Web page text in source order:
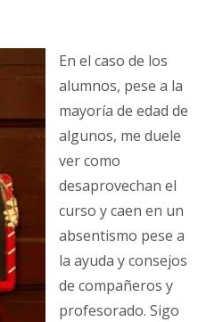
En el caso de los
alumnos, pese a la
mayoría de edad de
algunos, me duele
ver como
desaprovechan el
curso y caen en un
absentismo pese a
la ayuda y consejos
de compañeros y
profesorado. Sigo